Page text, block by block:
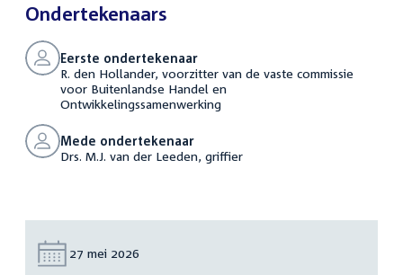
Ondertekenaars
Eerste ondertekenaar
R. den Hollander, voorzitter van de vaste commissie
voor Buitenlandse Handel en
Ontwikkelingssamenwerking
Mede ondertekenaar
Drs. M.J. van der Leeden, griffier
Datum:
27 mei 2026